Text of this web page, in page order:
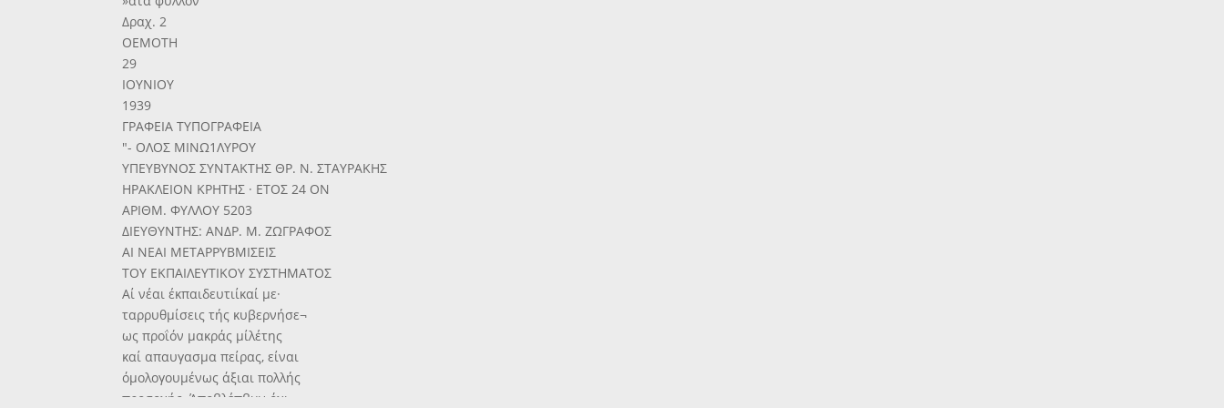
Δραχ. 2
ΟΕΜΟΤΗ
29
ΙΟΥΝΙΟΥ
1939
ΓΡΑΦΕΙΑ ΤΥΠΟΓΡΑΦΕΙΑ
"- ΟΛΟΣ ΜΙΝΩ1ΛΥΡΟΥ
ΥΠΕΥΒΥΝΟΣ ΣΥΝΤΑΚΤΗΣ ΘΡ. Ν. ΣΤΑΥΡΑΚΗΣ
ΗΡΑΚΛΕΙΟΝ ΚΡΗΤΗΣ · ΕΤΟΣ 24 ΟΝ
ΑΡΙΘΜ. ΦΥΛΛΟΥ 5203
ΔΙΕΥΘΥΝΤΗΣ: ΑΝΔΡ. Μ. ΖΩΓΡΑΦΟΣ
ΑΙ ΝΕΑΙ ΜΕΤΑΡΡΥΒΜΙΣΕΙΣ
ΤΟΥ ΕΚΠΑΙΛΕΥΤΙΚΟΥ ΣΥΣΤΗΜΑΤΟΣ
Αί νέαι έκπαιδευτιίκαί με·
ταρρυθμίσεις τής κυβερνήσε¬
ως προΐόν μακράς μίλέτης
καί απαυγασμα πείρας, είναι
όμολογουμένως άξιαι πολλής
προσοχής. Άποβλέπβυν όχι